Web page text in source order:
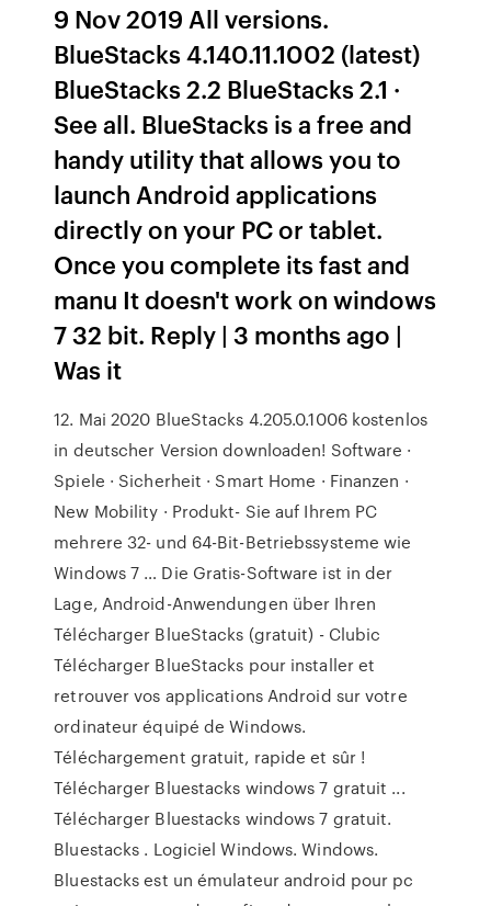
9 Nov 2019 All versions.
BlueStacks 4.140.11.1002 (latest)
BlueStacks 2.2 BlueStacks 2.1 ·
See all. BlueStacks is a free and
handy utility that allows you to
launch Android applications
directly on your PC or tablet.
Once you complete its fast and
manu It doesn't work on windows
7 32 bit. Reply | 3 months ago |
Was it
12. Mai 2020 BlueStacks 4.205.0.1006 kostenlos
in deutscher Version downloaden! Software ·
Spiele · Sicherheit · Smart Home · Finanzen ·
New Mobility · Produkt- Sie auf Ihrem PC
mehrere 32- und 64-Bit-Betriebssysteme wie
Windows 7 … Die Gratis-Software ist in der
Lage, Android-Anwendungen über Ihren
Télécharger BlueStacks (gratuit) - Clubic
Télécharger BlueStacks pour installer et
retrouver vos applications Android sur votre
ordinateur équipé de Windows.
Téléchargement gratuit, rapide et sûr !
Télécharger Bluestacks windows 7 gratuit ...
Télécharger Bluestacks windows 7 gratuit.
Bluestacks . Logiciel Windows. Windows.
Bluestacks est un émulateur android pour pc